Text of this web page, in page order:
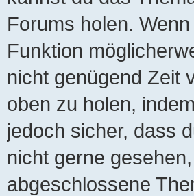
Forums holen.
Funktion
nicht genügend Zeit
oben zu holen,
jedoch sicher, dass
nicht gerne
abgeschlossene